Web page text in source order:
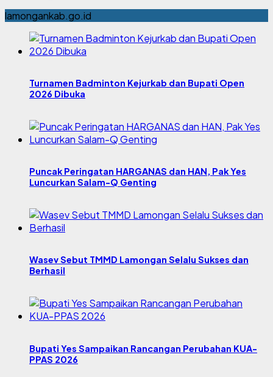
lamongankab.go.id
Turnamen Badminton Kejurkab dan Bupati Open
2026 Dibuka
Puncak Peringatan HARGANAS dan HAN, Pak Yes
Luncurkan Salam-Q Genting
Wasev Sebut TMMD Lamongan Selalu Sukses dan
Berhasil
Bupati Yes Sampaikan Rancangan Perubahan KUA-
PPAS 2026